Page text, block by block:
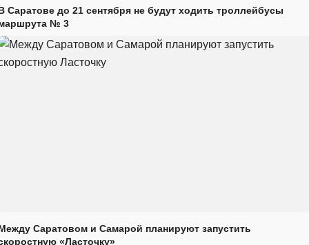
Саратове до 21 сентября не будут ходить троллейбусы
№ 3
Саратовом и Самарой планируют запустить
«Ласточку»